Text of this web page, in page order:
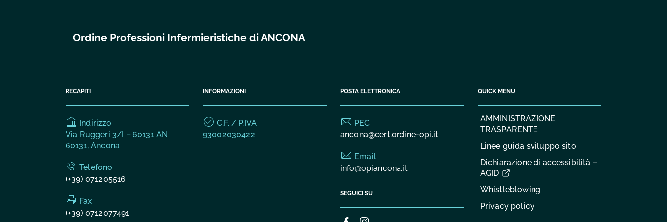
Ordine Professioni Infermieristiche di ANCONA
RECAPITI
Indirizzo
Via Ruggeri 3/I – 60131 AN
60131, Ancona
Telefono
(+39) 071205516
Fax
(+39) 0712077491
INFORMAZIONI
C.F. / P.IVA
93002030422
POSTA ELETTRONICA
PEC
ancona@cert.ordine-opi.it
Email
info@opiancona.it
SEGUICI SU
QUICK MENU
AMMINISTRAZIONE
TRASPARENTE
Linee guida sviluppo sito
Dichiarazione di accessibilità –
AGID
Whistleblowing
Privacy policy